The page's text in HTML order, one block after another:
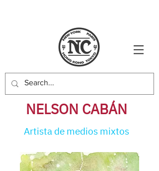
NELSON CABÁN
Artista de medios mixtos